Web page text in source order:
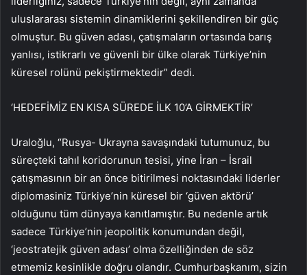
uluslararası sistemin dinamiklerini şekillendiren bir güç
olmuştur. Bu güven adası, çatışmaların ortasında barış
yanlısı, istikrarlı ve güvenli bir ülke olarak Türkiye’nin
küresel rolünü pekiştirmektedir” dedi.
‘HEDEFİMİZ EN KISA SÜREDE İLK 10’A GİRMEKTİR’
Uraloğlu, “Rusya- Ukrayna savaşındaki tutumunuz, bu
süreçteki tahıl koridorunun tesisi, yine İran – İsrail
çatışmasının bir an önce bitirilmesi noktasındaki liderler
diplomasiniz Türkiye’nin küresel bir ‘güven aktörü’
olduğunu tüm dünyaya kanıtlamıştır. Bu nedenle artık
sadece Türkiye’nin jeopolitik konumundan değil,
‘jeostratejik güven adası’ olma özelliğinden de söz
etmemiz kesinlikle doğru olandır. Cumhurbaşkanım, sizin